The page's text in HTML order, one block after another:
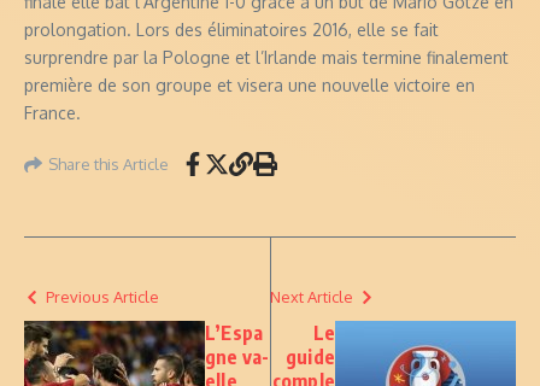
prolongation. Lors des éliminatoires 2016, elle se fait
surprendre par la Pologne et l’Irlande mais termine finalement
première de son groupe et visera une nouvelle victoire en
France.
Share this Article
Previous Article
L’Espa
gne va-
Next Article
Le
guide